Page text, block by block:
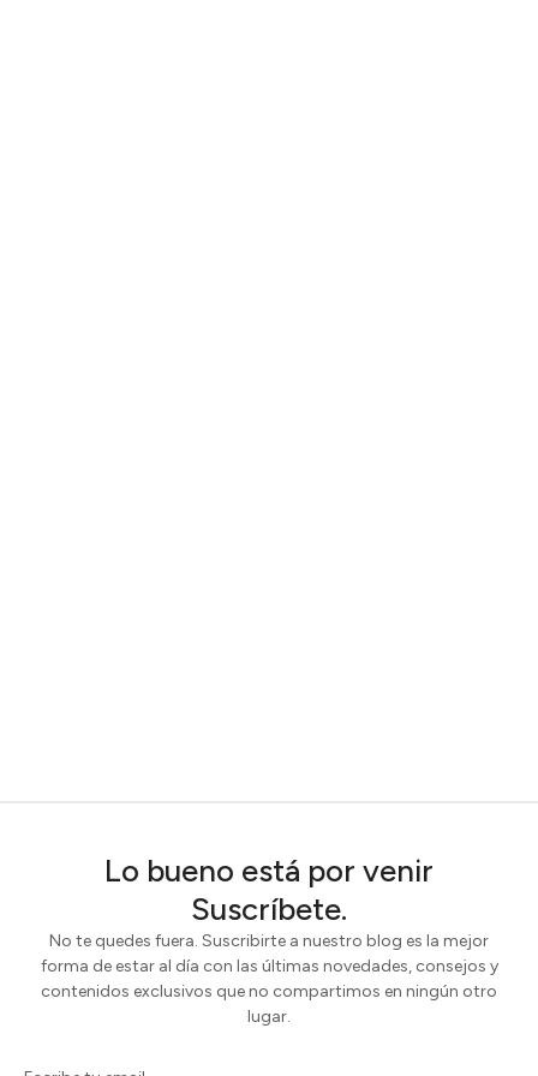
Lo bueno está por venir
Suscríbete.
No te quedes fuera. Suscribirte a nuestro blog es la mejor
forma de estar al día con las últimas novedades, consejos y
contenidos exclusivos que no compartimos en ningún otro
lugar.